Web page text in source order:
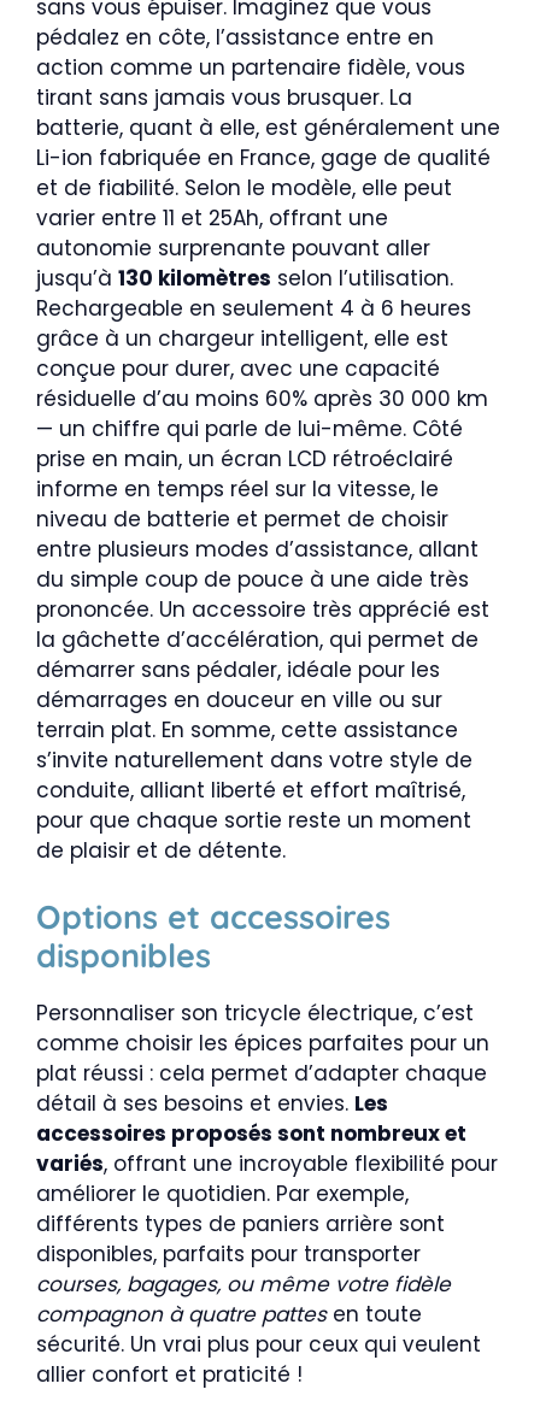
sans vous épuiser. Imaginez que vous
pédalez en côte, l’assistance entre en
action comme un partenaire fidèle, vous
tirant sans jamais vous brusquer. La
batterie, quant à elle, est généralement une
Li-ion fabriquée en France, gage de qualité
et de fiabilité. Selon le modèle, elle peut
varier entre 11 et 25Ah, offrant une
autonomie surprenante pouvant aller
jusqu’à 130 kilomètres selon l’utilisation.
Rechargeable en seulement 4 à 6 heures
grâce à un chargeur intelligent, elle est
conçue pour durer, avec une capacité
résiduelle d’au moins 60% après 30 000 km
— un chiffre qui parle de lui-même. Côté
prise en main, un écran LCD rétroéclairé
informe en temps réel sur la vitesse, le
niveau de batterie et permet de choisir
entre plusieurs modes d’assistance, allant
du simple coup de pouce à une aide très
prononcée. Un accessoire très apprécié est
la gâchette d’accélération, qui permet de
démarrer sans pédaler, idéale pour les
démarrages en douceur en ville ou sur
terrain plat. En somme, cette assistance
s’invite naturellement dans votre style de
conduite, alliant liberté et effort maîtrisé,
pour que chaque sortie reste un moment
de plaisir et de détente.
Options et accessoires
disponibles
Personnaliser son tricycle électrique, c’est
comme choisir les épices parfaites pour un
plat réussi : cela permet d’adapter chaque
détail à ses besoins et envies. Les
accessoires proposés sont nombreux et
variés, offrant une incroyable flexibilité pour
améliorer le quotidien. Par exemple,
différents types de paniers arrière sont
disponibles, parfaits pour transporter
courses, bagages, ou même votre fidèle
compagnon à quatre pattesen toute
sécurité. Un vrai plus pour ceux qui veulent
allier confort et praticité !